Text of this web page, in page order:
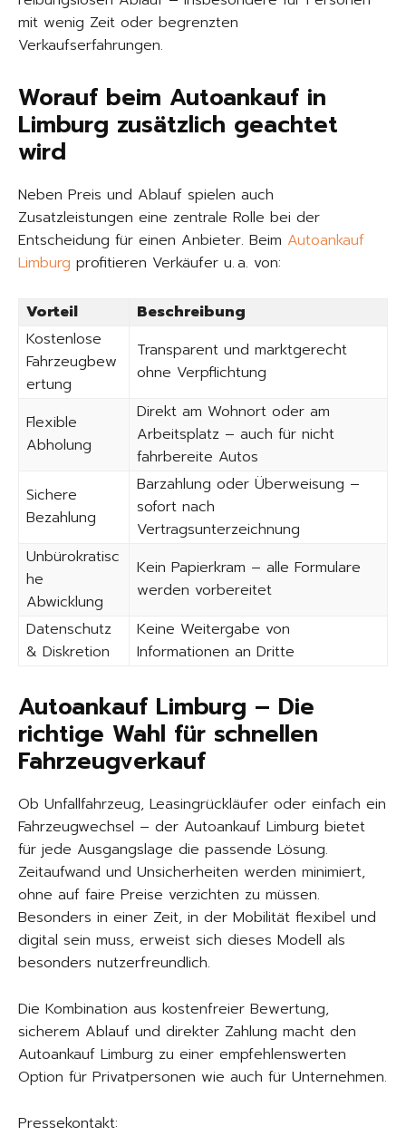
mit wenig Zeit oder begrenzten
Verkaufserfahrungen.
Worauf beim Autoankauf in
Limburg zusätzlich geachtet
wird
Neben Preis und Ablauf spielen auch
Zusatzleistungen eine zentrale Rolle bei der
Entscheidung für einen Anbieter. Beim Autoankauf
Limburg profitieren Verkäufer u. a. von:
Vorteil
Beschreibung
Kostenlose
Fahrzeugbew
ertung
Transparent und marktgerecht
ohne Verpflichtung
Flexible
Abholung
Direkt am Wohnort oder am
Arbeitsplatz – auch für nicht
fahrbereite Autos
Sichere
Bezahlung
Barzahlung oder Überweisung –
sofort nach
Vertragsunterzeichnung
Unbürokratisc
he
Abwicklung
Kein Papierkram – alle Formulare
werden vorbereitet
Datenschutz
& Diskretion
Keine Weitergabe von
Informationen an Dritte
Autoankauf Limburg – Die
richtige Wahl für schnellen
Fahrzeugverkauf
Ob Unfallfahrzeug, Leasingrückläufer oder einfach ein
Fahrzeugwechsel – der Autoankauf Limburg bietet
für jede Ausgangslage die passende Lösung.
Zeitaufwand und Unsicherheiten werden minimiert,
ohne auf faire Preise verzichten zu müssen.
Besonders in einer Zeit, in der Mobilität flexibel und
digital sein muss, erweist sich dieses Modell als
besonders nutzerfreundlich.
Die Kombination aus kostenfreier Bewertung,
sicherem Ablauf und direkter Zahlung macht den
Autoankauf Limburg zu einer empfehlenswerten
Option für Privatpersonen wie auch für Unternehmen.
Pressekontakt: